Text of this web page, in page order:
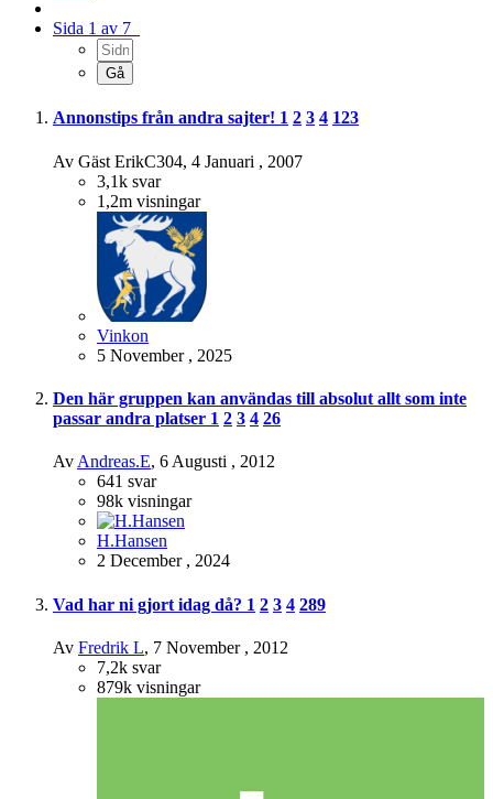
Sida 1 av 7
Annonstips från andra sajter! 1 2 3 4 123
Av Gäst ErikC304, 4 Januari , 2007
3,1k svar
1,2m visningar
Vinkon
5 November , 2025
Den här gruppen kan användas till absolut allt som inte
passar andra platser 1 2 3 4 26
Av Andreas.E, 6 Augusti , 2012
641 svar
98k visningar
H.Hansen
2 December , 2024
Vad har ni gjort idag då? 1 2 3 4 289
Av Fredrik L, 7 November , 2012
7,2k svar
879k visningar